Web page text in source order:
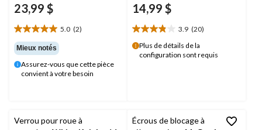
23,99 $
5.0 (2)
5.0
étoile(s)
sur
5.
Mieux notés
Assurez-vous que cette pièce
convient à votre besoin
14,99 $
3.9 (20)
3.9
étoile(s)
sur
Plus de détails de la
configuration sont requis
Verrou pour roue à
Écrous de blocage à